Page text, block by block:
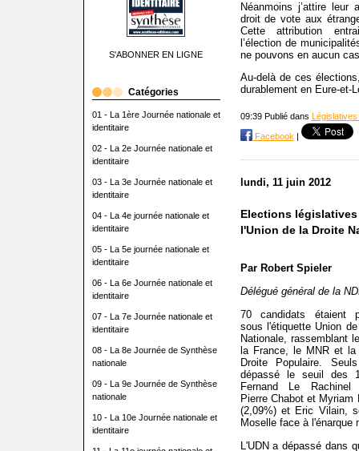
S'ABONNER EN LIGNE
Catégories
01 - La 1ère Journée nationale et
identitaire
02 - La 2e Journée nationale et
identitaire
03 - La 3e Journée nationale et
identitaire
04 - La 4e journée nationale et
identitaire
05 - La 5e journée nationale et
identitaire
06 - La 6e Journée nationale et
identitaire
07 - La 7e Journée nationale et
identitaire
08 - La 8e Journée de Synthèse
nationale
09 - La 9e Journée de Synthèse
nationale
10 - La 10e Journée nationale et
identitaire
Néanmoins j’attire
droit de vote aux
Cette attribution
l’élection de
ne pouvons en aucun
Au-delà de ces
durablement en Eure-et-
09:39 Publié dans
Facebook
lundi, 11 juin 2012
Elections
l'Union de la Droite
Par Robert Spieler
Délégué général de la
70 candidats étaient
sous l'étiquette Union
Nationale, rassemblant
la France, le MNR et la
Droite Populaire.
dépassé le seuil des
Fernand Le Rachinel
Pierre Chabot et
(2,09%) et Eric Vilain,
Moselle face à l'énarque
L'UDN a dépassé dans